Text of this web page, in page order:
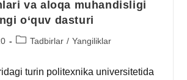
va aloqa muhandisligi
o‘quv dasturi
Tadbirlar / Yangiliklar
turin politexnika universitetida